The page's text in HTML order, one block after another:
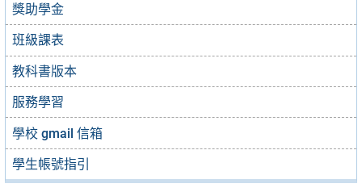
獎助學金
班級課表
教科書版本
服務學習
學校 gmail 信箱
學生帳號指引